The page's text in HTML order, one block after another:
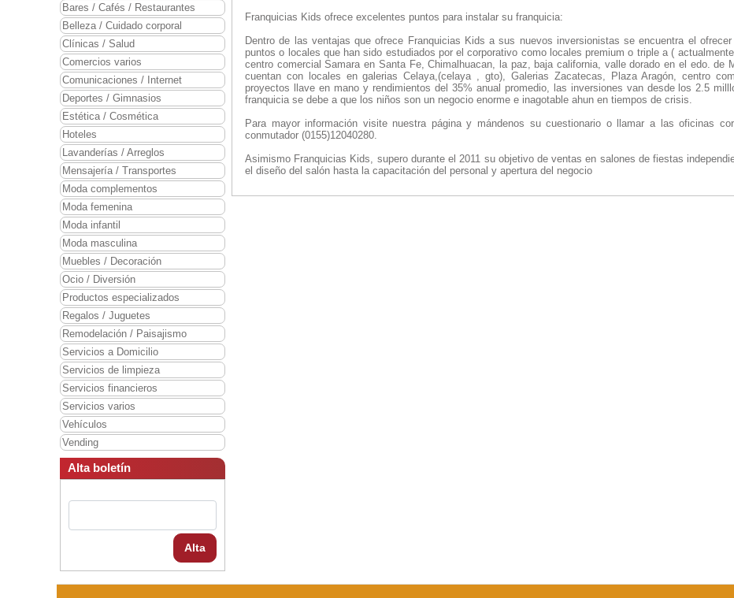
Bares / Cafés / Restaurantes
Belleza / Cuidado corporal
Clínicas / Salud
Comercios varios
Comunicaciones / Internet
Deportes / Gimnasios
Estética / Cosmética
Hoteles
Lavanderías / Arreglos
Mensajería / Transportes
Moda complementos
Moda femenina
Moda infantil
Moda masculina
Muebles / Decoración
Ocio / Diversión
Productos especializados
Regalos / Juguetes
Remodelación / Paisajismo
Servicios a Domicilio
Servicios de limpieza
Servicios financieros
Servicios varios
Vehículos
Vending
Alta boletín
Alta
Franquicias Kids ofrece excelentes puntos para instalar su franquicia:
Dentro de las ventajas que ofrece Franquicias Kids a sus nuevos inversionistas se encuentra el ofrecer
puntos o locales que han sido estudiados por el corporativo como locales premium o triple a (
centro comercial Samara en Santa Fe, Chimalhuacan, la paz, baja california, valle dorado en el edo.
cuentan con locales en galerias Celaya,(celaya , gto), Galerias Zacatecas, Plaza Aragón, centro
proyectos llave en mano y rendimientos del 35% anual promedio, las inversiones van desde los 2.5
franquicia se debe a que los niños son un negocio enorme e inagotable ahun en tiempos de crisis.
Para mayor información visite nuestra página y mándenos su cuestionario o llamar a las oficinas
conmutador (0155)12040280.
Asimismo Franquicias Kids, supero durante el 2011 su objetivo de ventas en salones de fiestas
el diseño del salón hasta la capacitación del personal y apertura del negocio